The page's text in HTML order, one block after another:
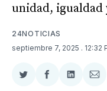
unidad, igualdad
24NOTICIAS
septiembre 7, 2025 . 12:32
CompartirCompartir